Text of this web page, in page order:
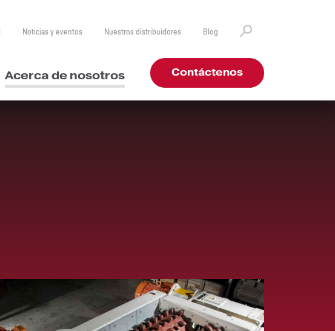
Noticias y eventos Nuestros distribuidores Blog
Acerca de nosotros Contáctenos